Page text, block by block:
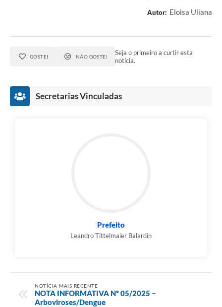
Autor: Eloisa Uliana
GOSTEI NÃO GOSTEI
Seja o primeiro a curtir esta
notícia.
Secretarias Vinculadas
Prefeito
Leandro Tittelmaier Balardin
NOTÍCIA MAIS RECENTE
NOTA INFORMATIVA Nº 05/2025 –
Arboviroses/Dengue